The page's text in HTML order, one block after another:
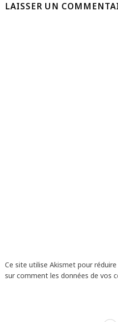
LAISSER UN
Ce site utilise Akismet pour réduire
sur comment les données de vos